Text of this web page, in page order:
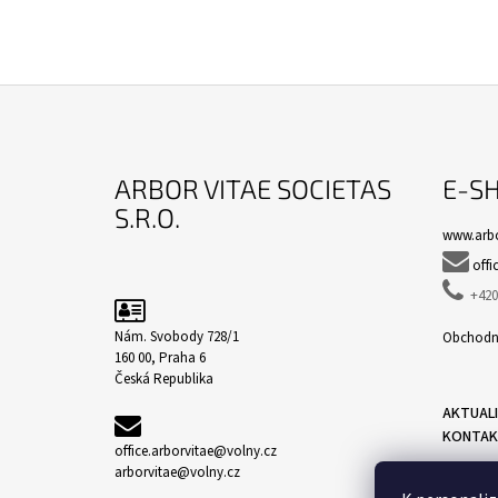
ARBOR VITAE SOCIETAS
S.R.O.
Nám. Svobody 728/1
160 00, Praha 6
Česká Republika
office.arborvitae@volny.cz
arborvitae@volny.cz
E-

